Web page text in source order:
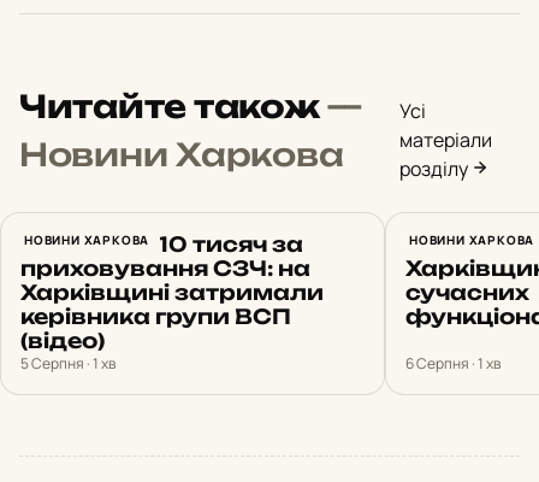
Читайте також—
Новини Харкова
Усі
матеріали
розділу
НОВИНИ ХАРКОВА
Вимагав $10 тисяч за
приховування СЗЧ: на
Харківщині затримали
керівника групи ВСП
(відео)
5 Серпня · 1 хв
НОВИНИ ХАРКОВА
Ще три
сучасних
6 Серпня · 1 хв